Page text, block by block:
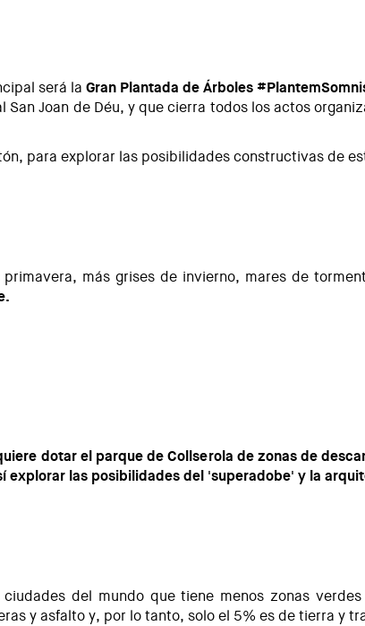
será la Gran Plantada de Árboles
Joan de Déu, y que cierra todos los actos
para explorar las posibilidades constructivas de
más grises de invierno, mares de
dotar el parque de Collserola de zonas de
las posibilidades del 'superadobe' y la
del mundo que tiene menos zonas
y asfalto y, por lo tanto, solo el 5% es de tierra y